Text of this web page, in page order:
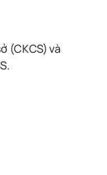
(CKCS) và